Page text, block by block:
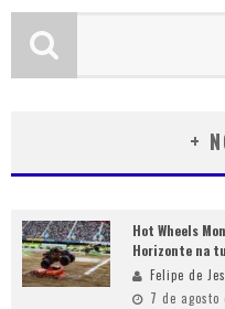
+
Hot Wheels
Horizonte na
Felipe de
7 de agosto